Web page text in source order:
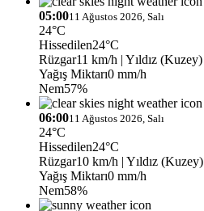
05:0011 Ağustos 2026, Salı
24°C
Hissedilen24°C
Rüzgar11 km/h | Yıldız (Kuzey)
Yağış Miktarı0 mm/h
Nem57%
06:0011 Ağustos 2026, Salı
24°C
Hissedilen24°C
Rüzgar10 km/h | Yıldız (Kuzey)
Yağış Miktarı0 mm/h
Nem58%